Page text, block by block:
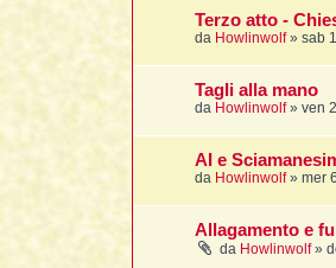
Terzo atto -
da Howlinwolf» sab
Tagli alla mano
da Howlinwolf» ven
AI e
da Howlinwolf» mer
Allagamento e
da Howlinwolf»